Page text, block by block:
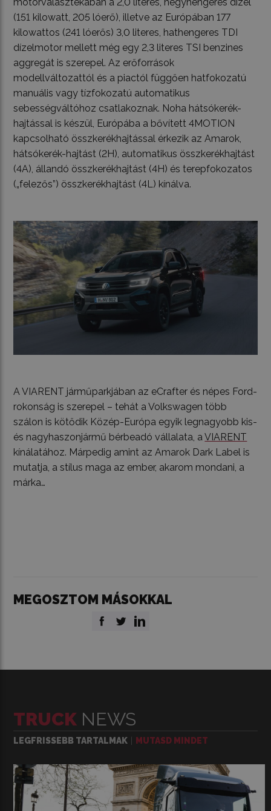
(151 kilowatt, 205 lóerő), illetve az Európában 177
kilowattos (241 lóerős) 3,0 literes, hathengeres TDI
dízelmotor mellett még egy 2,3 literes TSI benzines
aggregát is szerepel. Az erőforrások
modellváltozattól és a piactól függően hatfokozatú
manuális vagy tízfokozatú automatikus
sebességváltóhoz csatlakoznak. Noha hátsókerék-
hajtással is készül, Európába a bővített 4MOTION
kapcsolható összkerékhajtással érkezik az Amarok,
hátsókerék-hajtást (2H), automatikus összkerékhajtást
(4A), állandó összkerékhajtást (4H) és terepfokozatos
(„felezős”) összkerékhajtást (4L) kínálva.
A VIARENT járműparkjában az eCrafter és népes Ford-
rokonság is szerepel – tehát a Volkswagen több
szálon is kötődik Közép-Európa egyik legnagyobb kis-
és nagyhaszonjármű bérbeadó vállalata, aVIARENT
kínálatához. Márpedig amint az Amarok Dark Label is
mutatja, a stílus maga az ember, akarom mondani, a
márka…
MEGOSZTOM MÁSOKKAL
TRUCK NEWS
LEGFRISSEBB TARTALMAK MUTASD MINDET